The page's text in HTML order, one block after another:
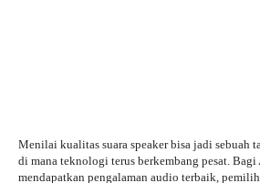
Menilai kualitas suara speaker bisa jadi sebuah
di mana teknologi terus berkembang pesat.
mendapatkan pengalaman audio terbaik,